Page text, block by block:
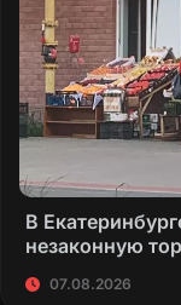
В
незаконную
07.08.2026